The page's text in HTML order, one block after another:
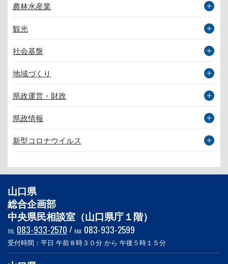
農林水産業
観光
社会基盤
地域づくり
県政運営・財政
県政情報
新型コロナウイルス
山口県
総合企画部
中央県民相談室（山口県庁１階）
TEL 083-933-2570 / FAX 083-933-2599
受付時間：平日 午前８時３０分 から 午後５時１５分